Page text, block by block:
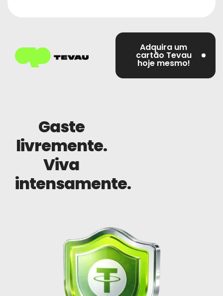
Gaste
livremente.
Viva
intensamente.
Adquira um
cartão Tevau
hoje mesmo!